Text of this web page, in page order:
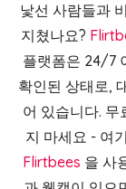
낯선 사람들과
지쳤나요?
플랫폼은 24/7
확인된 상태로,
어 있습니다.
지 마세요 - 여
Flirtbees 을 사